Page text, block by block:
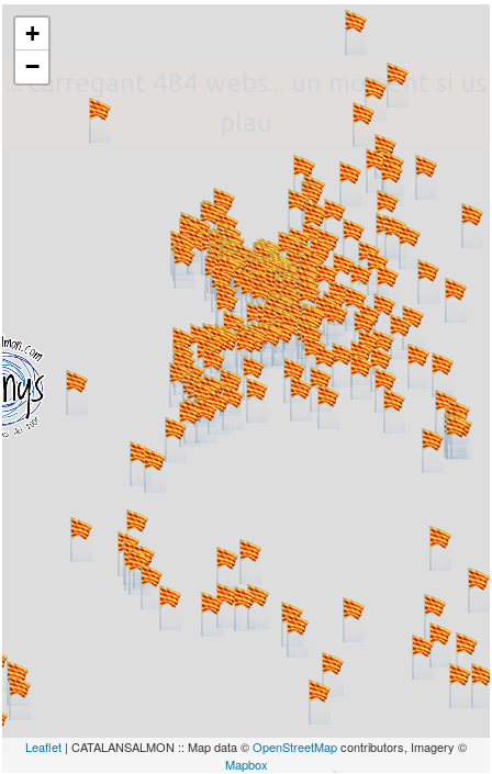
... carregant 484 webs... un moment si us
+
−
Leaflet | CATALANSALMON :: Map data ©OpenStreetMapcontributors, Imagery ©
Mapbox